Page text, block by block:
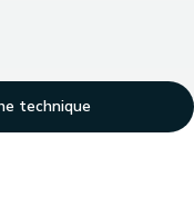
technique